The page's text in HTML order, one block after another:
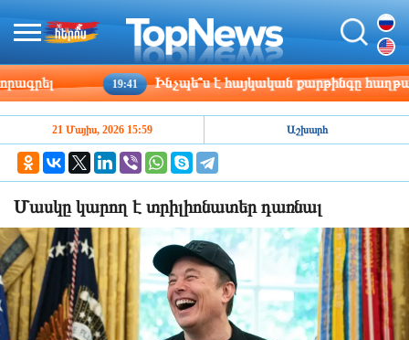
19:41 Ինչպե՞ս է հայկական քարթինգը
21 Մայիս, 2026 15:59 Աշխարհ
Մասկը կարող է տրիլիոնատեր դառնալ